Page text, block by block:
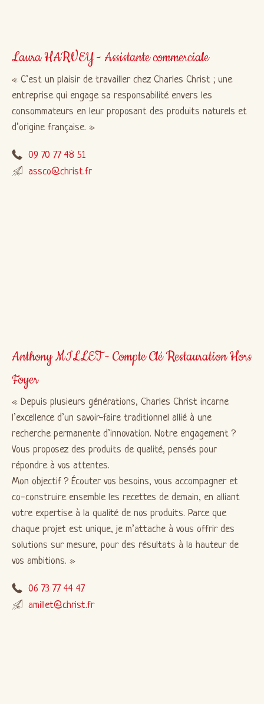
Laura HARVEY - Assistante commerciale
C’est un plaisir de travailler chez Charles Christ ; une
entreprise qui engage sa responsabilité envers les
consommateurs en leur proposant des produits naturels et
d’origine française.
09 70 77 48 51
assco@christ.fr
Anthony MILLET - Compte Clé Restauration Hors
Foyer
Depuis plusieurs générations, Charles Christ incarne
l’excellence d’un savoir-faire traditionnel allié à une
recherche permanente d’innovation. Notre engagement ?
Vous proposez des produits de qualité, pensés pour
répondre à vos attentes.
Mon objectif ? Écouter vos besoins, vous accompagner et
co-construire ensemble les recettes de demain, en alliant
votre expertise à la qualité de nos produits. Parce que
chaque projet est unique, je m’attache à vous offrir des
solutions sur mesure, pour des résultats à la hauteur de
vos ambitions.
06 73 77 44 47
amillet@christ.fr